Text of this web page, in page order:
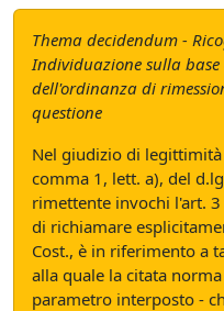
Thema decidendum -
Individuazione sulla base
dell'ordinanza di
questione
Nel giudizio di
comma 1, lett. a), del
rimettente invochi l'art.
di richiamare
Cost., è in riferimento a
alla quale la citata
parametro interposto -